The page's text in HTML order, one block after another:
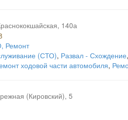
140а
Ремонт
(СТО), Развал - Схождение
ходовой части автомобиля,
(Кировский), 5